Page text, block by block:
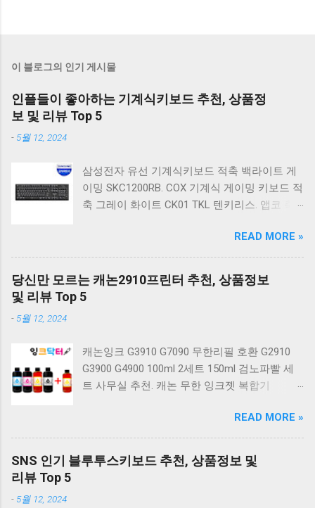
이 블로그의 인기 게시물
인플들이 좋아하는 기계식키보드 추천, 상품정
보 및 리뷰 Top 5
- 5월 12, 2024
삼성전자 유선 기계식키보드 적축 백라이트 게
이밍 SKC1200RB. COX 기계식 게이밍 키보드 적
축 그레이 화이트 CK01 TKL 텐키리스. 앱코 축
랙 K560 일반형. 앱코 K517 레트로 기계식 게이
밍 유선키보드 갈축 일반형 레트로 베이지. 체리
키보드 G803000S TKL RGB 게이밍 텐키리스 기
계식 키보드 4종 축 선택 저소음적축 블랙. 체리
베이지 K517 Retro. COX CK01 교체축 사이드
RGB 게이밍 기계식 키보드 네이비 CK01NV적축
일반형. 체리키보드 XTRFY MX BOARD 3.1 RGB
COX 기계식 게이밍 키보드 갈축 그레이 화이트
CK01 TKL 텐키리스 기계식키보드 구매를 고려
하실 때, 추가 할인 혜택을 놓치지 마세요. 다양
READ MORE »
당신만 모르는 캐논2910프린터 추천, 상품정보
및 리뷰 Top 5
- 5월 12, 2024
캐논잉크 G3910 G7090 무한리필 호환 G2910
G3900 G4900 100ml 2세트 150ml 검노파빨 세
트 사무실 추천. 캐논 무한 잉크젯 복합기
논 PIXMA G2910 잉크포함 정품 무한복합기 컬
러 잉크젯복합기 가정용프린터 상세정보참조.
캐논 G시리즈 프린터 정품 헤드 카트리지
G1900 G2900 G3900 G4900 G2910 G3910
READ MORE »
SNS 인기 블루투스키보드 추천, 상품정보 및
리뷰 Top 5
- 5월 12, 2024